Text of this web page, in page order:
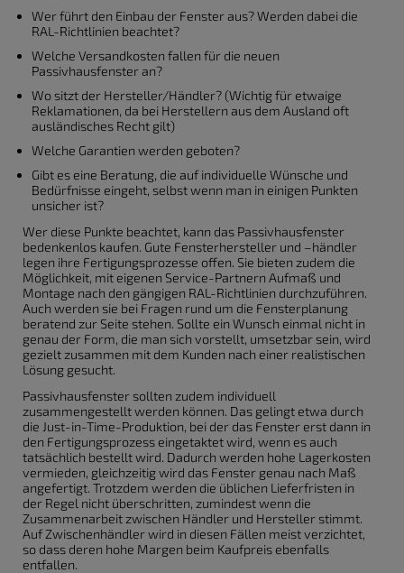
Wer führt den Einbau der Fenster aus? Werden dabei die
RAL-Richtlinien beachtet?
Welche Versandkosten fallen für die neuen
Passivhausfenster an?
Wo sitzt der Hersteller/Händler? (Wichtig für etwaige
Reklamationen, da bei Herstellern aus dem Ausland oft
ausländisches Recht gilt)
Welche Garantien werden geboten?
Gibt es eine Beratung, die auf individuelle Wünsche und
Bedürfnisse eingeht, selbst wenn man in einigen Punkten
unsicher ist?
Wer diese Punkte beachtet, kann das Passivhausfenster
bedenkenlos kaufen. Gute Fensterhersteller und –händler
legen ihre Fertigungsprozesse offen. Sie bieten zudem die
Möglichkeit, mit eigenen Service-Partnern Aufmaß und
Montage nach den gängigen RAL-Richtlinien durchzuführen.
Auch werden sie bei Fragen rund um die Fensterplanung
beratend zur Seite stehen. Sollte ein Wunsch einmal nicht in
genau der Form, die man sich vorstellt, umsetzbar sein, wird
gezielt zusammen mit dem Kunden nach einer realistischen
Lösung gesucht.
Passivhausfenster sollten zudem individuell
zusammengestellt werden können. Das gelingt etwa durch
die Just-in-Time-Produktion, bei der das Fenster erst dann in
den Fertigungsprozess eingetaktet wird, wenn es auch
tatsächlich bestellt wird. Dadurch werden hohe Lagerkosten
vermieden, gleichzeitig wird das Fenster genau nach Maß
angefertigt. Trotzdem werden die üblichen Lieferfristen in
der Regel nicht überschritten, zumindest wenn die
Zusammenarbeit zwischen Händler und Hersteller stimmt.
Auf Zwischenhändler wird in diesen Fällen meist verzichtet,
so dass deren hohe Margen beim Kaufpreis ebenfalls
entfallen.